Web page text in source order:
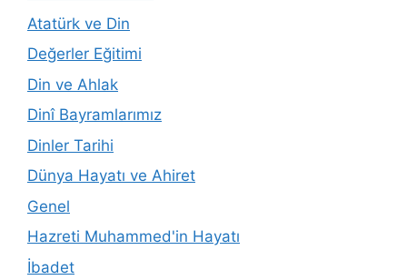
Atatürk ve Din
Değerler Eğitimi
Din ve Ahlak
Dinî Bayramlarımız
Dinler Tarihi
Dünya Hayatı ve Ahiret
Genel
Hazreti Muhammed'in Hayatı
İbadet